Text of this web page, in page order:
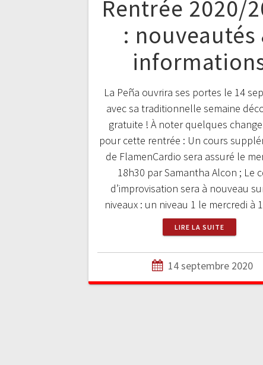
Rentrée 2020/
: nouveautés
La Peña ouvrira ses portes le 14
avec sa traditionnelle semaine
gratuite ! À noter quelques
pour cette rentrée : Un cours
de FlamenCardio sera assuré le
18h30 par Samantha Alcon ; Le
d’improvisation sera à nouveau
niveaux : un niveau 1 le mercredi à
LIRE LA SUITE
14 septembre 2020